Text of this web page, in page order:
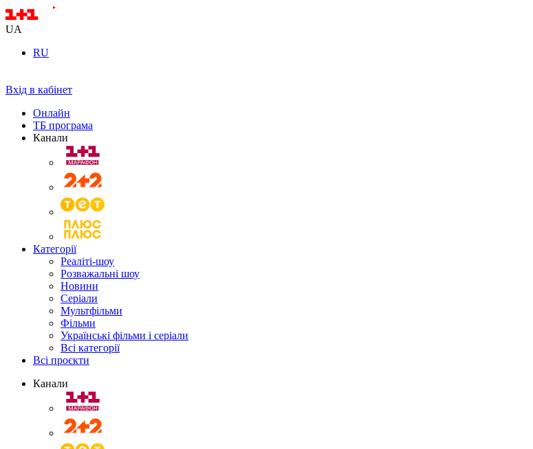
UA
RU
Вхід в кабінет
Онлайн
ТБ програма
Канали
Категорії
Реаліті-шоу
Розважальні шоу
Новини
Серіали
Мультфільми
Фільми
Українські фільми і серіали
Всі категорії
Всі проєкти
Канали